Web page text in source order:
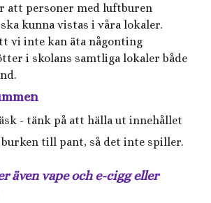
att personer med luftburen
kunna vistas i våra lokaler.
vi inte kan äta någonting
i skolans samtliga lokaler både
- tänk på att hälla ut innehållet
till pant, så det inte spiller.
även vape och e-cigg eller